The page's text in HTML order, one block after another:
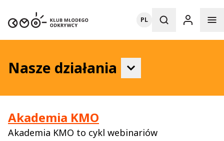
PL
Nasze działania
Akademia KMO
Akademia KMO to cykl webinariów